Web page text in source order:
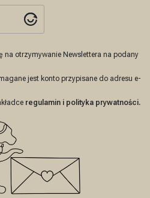
na otrzymywanie Newslettera na podany
jest konto przypisane do adresu e-
regulamin i polityka prywatności.